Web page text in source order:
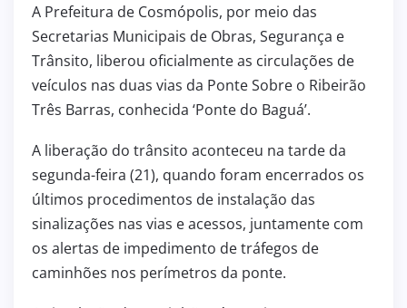
A Prefeitura de Cosmópolis, por meio das
Secretarias Municipais de Obras, Segurança e
Trânsito, liberou oficialmente as circulações de
veículos nas duas vias da Ponte Sobre o Ribeirão
Três Barras, conhecida ‘Ponte do Baguá’.
A liberação do trânsito aconteceu na tarde da
segunda-feira (21), quando foram encerrados os
últimos procedimentos de instalação das
sinalizações nas vias e acessos, juntamente com
os alertas de impedimento de tráfegos de
caminhões nos perímetros da ponte.